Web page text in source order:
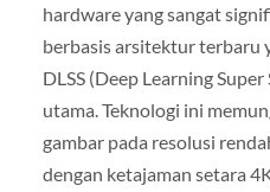
hardware yang sangat
berbasis arsitektur terbaru
DLSS (Deep Learning
utama. Teknologi ini
gambar pada resolusi
dengan ketajaman setara